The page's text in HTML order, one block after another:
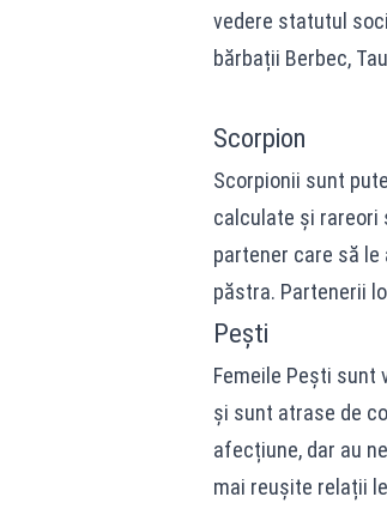
vedere statutul
bărbații Berbec,
Scorpion
Scorpionii sunt
calculate și rareori
partener care să
păstra. Partenerii
Pești
Femeile Pești sunt
și sunt atrase de
afecțiune, dar au
mai reușite relații